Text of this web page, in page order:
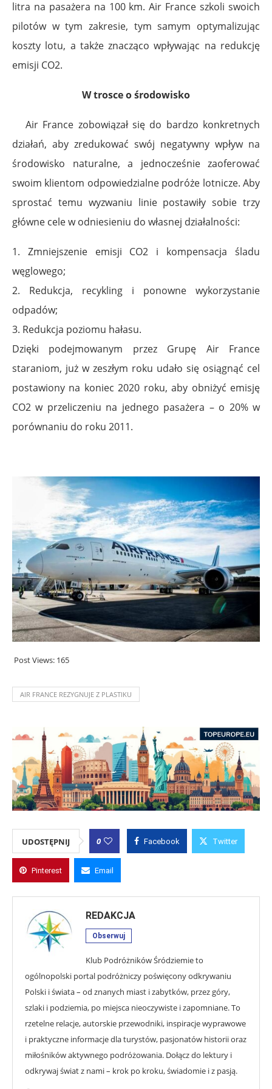
litra na pasażera na 100 km. Air France szkoli swoich
pilotów w tym zakresie, tym samym optymalizując
koszty lotu, a także znacząco wpływając na redukcję
emisji CO2.
W trosce o środowisko
Air France zobowiązał się do bardzo konkretnych
działań, aby zredukować swój negatywny wpływ na
środowisko naturalne, a jednocześnie zaoferować
swoim klientom odpowiedzialne podróże lotnicze. Aby
sprostać temu wyzwaniu linie postawiły sobie trzy
główne cele w odniesieniu do własnej działalności:
1. Zmniejszenie emisji CO2 i kompensacja śladu
węglowego;
2. Redukcja, recykling i ponowne wykorzystanie
odpadów;
3. Redukcja poziomu hałasu.
Dzięki podejmowanym przez Grupę Air France
staraniom, już w zeszłym roku udało się osiągnąć cel
postawiony na koniec 2020 roku, aby obniżyć emisję
CO2 w przeliczeniu na jednego pasażera – o 20% w
porównaniu do roku 2011.
Post Views: 165
AIR FRANCE REZYGNUJE Z PLASTIKU
UDOSTĘPNIJ 0 Facebook Twitter
Pinterest Email
REDAKCJA
Obserwuj
Klub Podróżników Śródziemie to
ogólnopolski portal podróżniczy poświęcony odkrywaniu
Polski i świata – od znanych miast i zabytków, przez góry,
szlaki i podziemia, po miejsca nieoczywiste i zapomniane. To
rzetelne relacje, autorskie przewodniki, inspiracje wyprawowe
i praktyczne informacje dla turystów, pasjonatów historii oraz
miłośników aktywnego podróżowania. Dołącz do lektury i
odkrywaj świat z nami – krok po kroku, świadomie i z pasją.